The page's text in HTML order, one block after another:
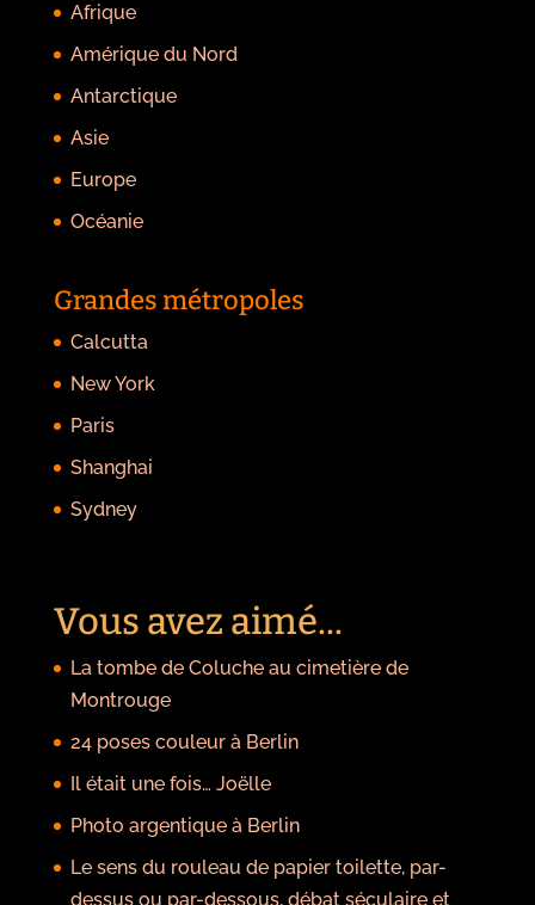
Afrique
Amérique du Nord
Antarctique
Asie
Europe
Océanie
Grandes métropoles
Calcutta
New York
Paris
Shanghai
Sydney
Vous avez aimé...
La tombe de Coluche au cimetière de
Montrouge
24 poses couleur à Berlin
Il était une fois… Joëlle
Photo argentique à Berlin
Le sens du rouleau de papier toilette, par-
dessus ou par-dessous, débat séculaire et